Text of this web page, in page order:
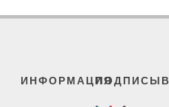
ИНФОРМАЦИЯ